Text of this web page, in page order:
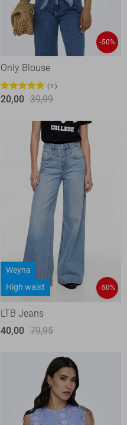
-50%
Only Blouse
1
20,00 39,99
Weyna
High waist
-50%
LTB Jeans
40,00 79,95